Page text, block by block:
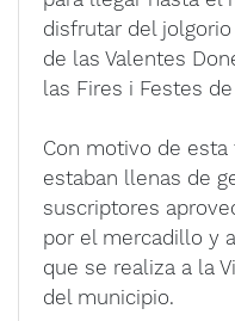
disfrutar del
de las Valentes
las Fires i Festes
Con motivo de
estaban llenas de
suscriptores
por el mercadillo y
que se realiza a la
del municipio.